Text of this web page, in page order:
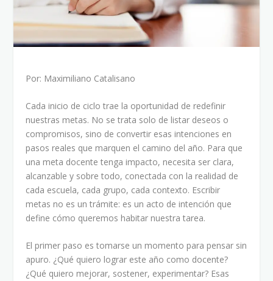
Por: Maximiliano Catalisano
Cada inicio de ciclo trae la oportunidad de redefinir
nuestras metas. No se trata solo de listar deseos o
compromisos, sino de convertir esas intenciones en
pasos reales que marquen el camino del año. Para que
una meta docente tenga impacto, necesita ser clara,
alcanzable y sobre todo, conectada con la realidad de
cada escuela, cada grupo, cada contexto. Escribir
metas no es un trámite: es un acto de intención que
define cómo queremos habitar nuestra tarea.
El primer paso es tomarse un momento para pensar sin
apuro. ¿Qué quiero lograr este año como docente?
¿Qué quiero mejorar, sostener, experimentar? Esas